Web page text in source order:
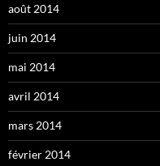
août 2014
juin 2014
mai 2014
avril 2014
mars 2014
février 2014